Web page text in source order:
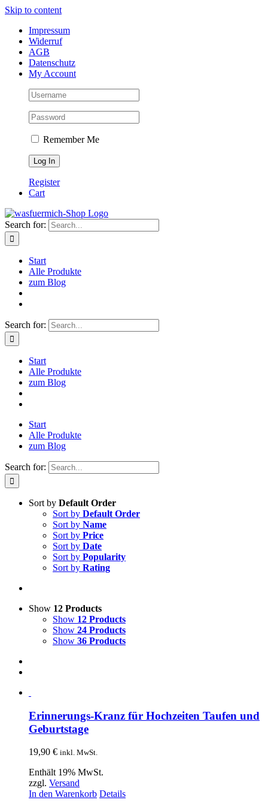
Skip to content
Impressum
Widerruf
AGB
Datenschutz
My Account
Remember Me
Register
Cart
Search for:
Start
Alle Produkte
zum Blog
Search for:
Start
Alle Produkte
zum Blog
Start
Alle Produkte
zum Blog
Search for:
Sort by Default Order
Sort by Default Order
Sort by Name
Sort by Price
Sort by Date
Sort by Popularity
Sort by Rating
Show 12 Products
Show 12 Products
Show 24 Products
Show 36 Products
Erinnerungs-Kranz für Hochzeiten Taufen und
Geburtstage
19,90 € inkl. MwSt.
Enthält 19% MwSt.
zzgl. Versand
In den Warenkorb Details